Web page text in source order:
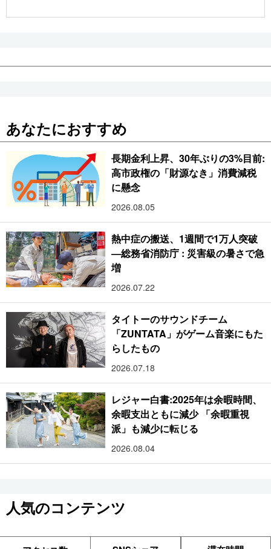
あなたにおすすめ
長期金利上昇、30年ぶりの3%目前:
高市政権の「財源なき」消費減税
に懸念
2026.08.05
熱中症の搬送、1週間で1万人突破
―総務省消防庁 : 災害級の暑さで急
増
2026.07.22
タイトーのサウンドチーム
「ZUNTATA」がゲーム音楽にもた
らしたもの
2026.07.18
レジャー白書:2025年は余暇時間、
余暇支出ともに減少 「余暇重視
派」も減少に転じる
2026.08.04
人気のコンテンツ